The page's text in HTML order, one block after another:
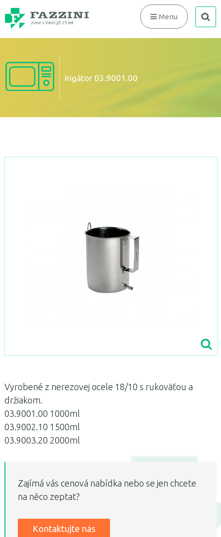
Menu
Irigátor 03.9001.00
Vyrobené z nerezovej ocele 18/10 s rukoväťou a
držiakom.
03.9001.00 1000ml
03.9002.10 1500ml
03.9003.20 2000ml
Zajímá vás cenová nabídka nebo se jen chcete
na něco zeptat?
Kontaktujte nás